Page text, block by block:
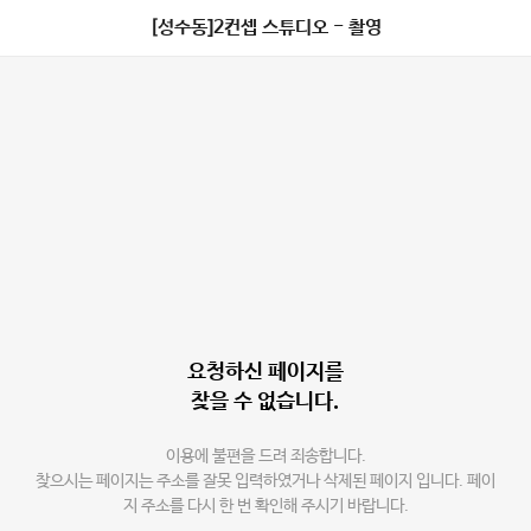
[성수동]2컨셉 스튜디오 - 촬영
요청하신 페이지를
찾을 수 없습니다.
이용에 불편을 드려 죄송합니다.
찾으시는 페이지는 주소를 잘못 입력하였거나 삭제된 페이지 입니다. 페이
지 주소를 다시 한 번 확인해 주시기 바랍니다.